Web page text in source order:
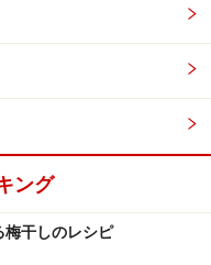
ング
梅干しのレシピ